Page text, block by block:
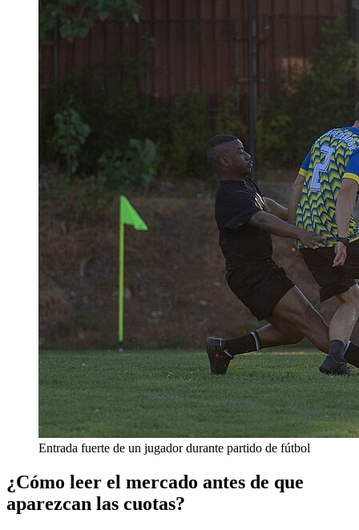
Entrada fuerte de un jugador durante partido de fútbol
¿Cómo leer el mercado antes de que
aparezcan las cuotas?